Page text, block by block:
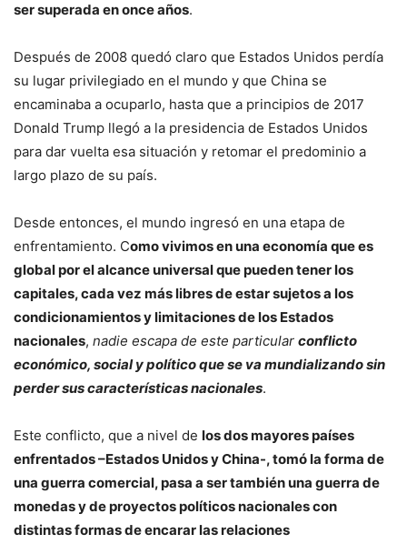
ser superada en once años.
Después de 2008 quedó claro que Estados Unidos perdía
su lugar privilegiado en el mundo y que China se
encaminaba a ocuparlo, hasta que a principios de 2017
Donald Trump llegó a la presidencia de Estados Unidos
para dar vuelta esa situación y retomar el predominio a
largo plazo de su país.
Desde entonces, el mundo ingresó en una etapa de
enfrentamiento. Como vivimos en una economía que es
global por el alcance universal que pueden tener los
capitales, cada vez más libres de estar sujetos a los
condicionamientos y limitaciones de los Estados
nacionales, nadie escapa de este particular conflicto
económico, social y político que se va mundializando sin
perder sus características nacionales.
Este conflicto, que a nivel de los dos mayores países
enfrentados –Estados Unidos y China-, tomó la forma de
una guerra comercial, pasa a ser también una guerra de
monedas y de proyectos políticos nacionales con
distintas formas de encarar las relaciones